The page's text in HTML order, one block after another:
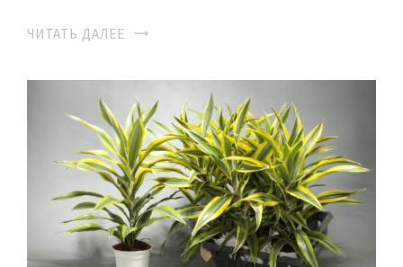
ЧИТАТЬ ДАЛЕЕ